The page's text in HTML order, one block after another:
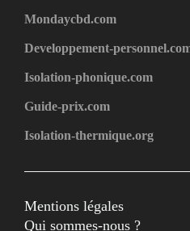
Mondaycbd.com
Developpement-
Isolation-phonique.com
Guide-prix.com
Isolation-thermique.org
Mentions légales
Qui sommes-nous ?